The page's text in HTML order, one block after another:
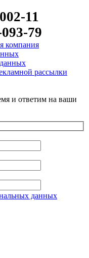
11
79
компания
рассылки
и ответим на ваши
данных